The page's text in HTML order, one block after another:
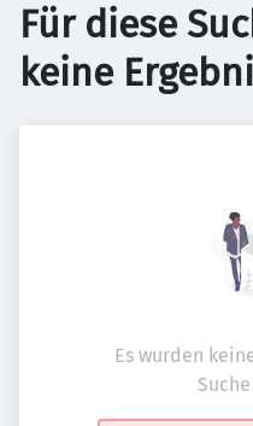
Für diese
keine
Es wurden